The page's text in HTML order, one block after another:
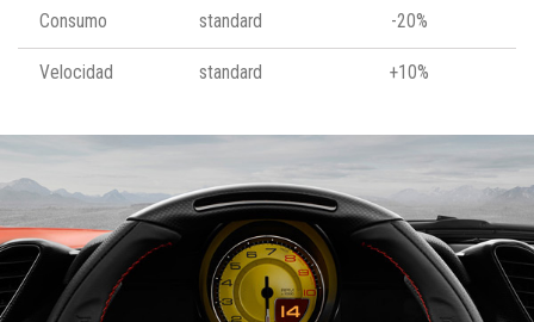
Consumo standard -20%
Velocidad standard +10%